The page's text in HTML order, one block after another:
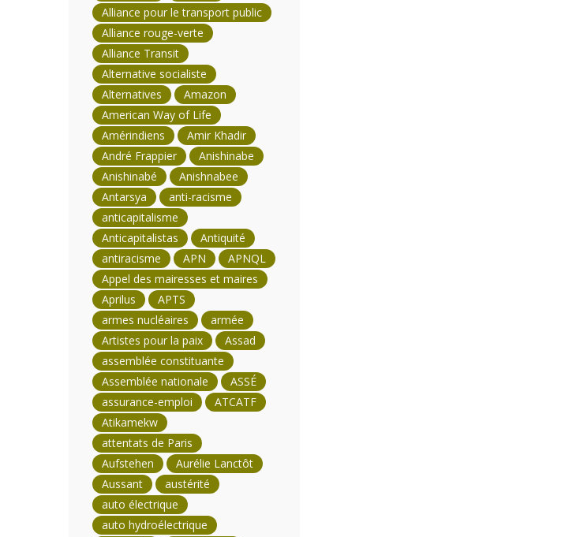
Alliance pour le transport public
Alliance rouge-verte
Alliance Transit
Alternative socialiste
Alternatives
Amazon
American Way of Life
Amérindiens
Amir Khadir
André Frappier
Anishinabe
Anishinabé
Anishnabee
Antarsya
anti-racisme
anticapitalisme
Anticapitalistas
Antiquité
antiracisme
APN
APNQL
Appel des mairesses et maires
Aprilus
APTS
armes nucléaires
armée
Artistes pour la paix
Assad
assemblée constituante
Assemblée nationale
ASSÉ
assurance-emploi
ATCATF
Atikamekw
attentats de Paris
Aufstehen
Aurélie Lanctôt
Aussant
austérité
auto électrique
auto hydroélectrique